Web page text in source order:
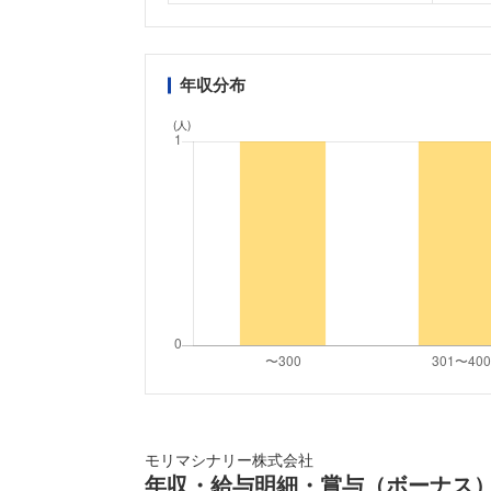
年収分布
(人)
モリマシナリー株式会社
年収・給与明細・賞与（ボーナス）